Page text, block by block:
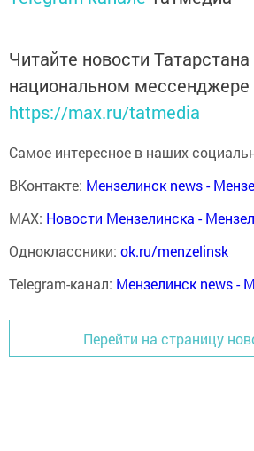
Читайте новости Татарстана
национальном
https://max.ru/tatmedia
Самое интересное в наших
ВКонтакте: Мензелинск news -
MAX: Новости Мензелинска -
Одноклассники: ok.ru/menzelinsk
Telegram-канал: Мензелинск news -
Перейти на страницу